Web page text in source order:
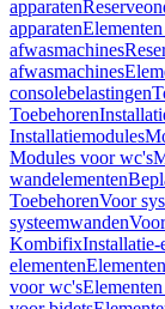
apparaten
apparaten
afwasmachines
afwasmachines
consolebelastingen
Toebehoren
Installatiemodules
Modules voor wc's
wandelementen
ToebehorenVoor
systeemwanden
KombifixInstallatie-
elementen
voor wc's